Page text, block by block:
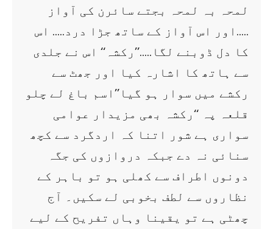
لمحہ بہ لمحہ بجتے سائرن کی آواز
…..اور اس آواز کے ساتھ جڑا درد….. اس
کا دل ڈوبنے لگا…..’’رکشہ‘‘ اس نے جلدی
سے ہاتھ کا اشارہ کیا اور جھٹ سے
رکشے میں سوار ہو گیا’’اسم باغ لے چلو
قلعہ پہ ‘‘رکشہ بھی مزیدار عوامی
سواری ہے شور اتنا کہ اردگرد سے کچھ
سنائی نہ دے جبکہ دروازوں کی جگہ
دونوں اطراف سے کھلی ہو تو باہر کے
نظاروں سے لطف بخوبی لے سکیں۔ آج
چھٹی ہے تو یقینا وہاں تفریح کے لیے